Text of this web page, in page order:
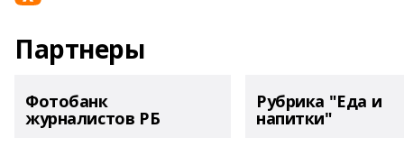
Партнеры
Фотобанк
журналистов РБ
Рубрика "Еда и
напитки"